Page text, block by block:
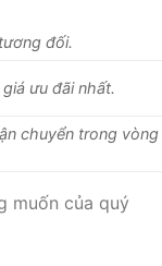
đối.
ưu đãi nhất.
chuyển trong vòng
muốn của quý